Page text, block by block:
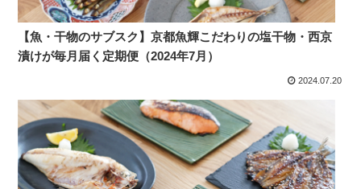
【魚・干物のサブスク】京都魚輝こだわりの塩干物・西京
漬けが毎月届く定期便（2024年7月）
2024.07.20